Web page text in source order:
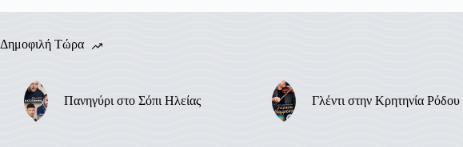
Δημοφιλή Τώρα
Πανηγύρι στο Σόπι Ηλείας Γλέντι στην Κρητηνία Ρόδου